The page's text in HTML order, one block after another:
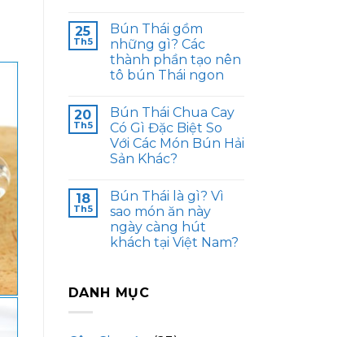
25
Th5
Bún Thái gồm
những gì? Các
thành phần tạo nên
tô bún Thái ngon
20
Th5
Bún Thái Chua Cay
Có Gì Đặc Biệt So
Với Các Món Bún Hải
Sản Khác?
18
Th5
Bún Thái là gì? Vì
sao món ăn này
ngày càng hút
khách tại Việt Nam?
DANH MỤC